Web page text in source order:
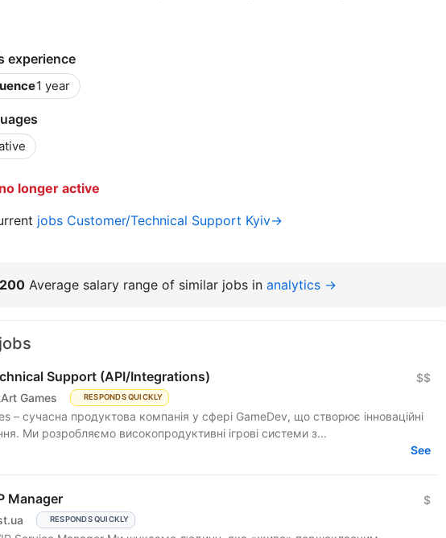
experience
1 year
longer active
jobs Customer/Technical Support Kyiv→
Average salary range of similar jobs in analytics →
Support (API/Integrations)
Games RESPONDS QUICKLY
$$
– сучасна продуктова компанія у сфері GameDev, що створює інноваційні
ігрові рішення. Ми розробляємо високопродуктивні ігрові системи з...
See
Manager
RESPONDS QUICKLY
$